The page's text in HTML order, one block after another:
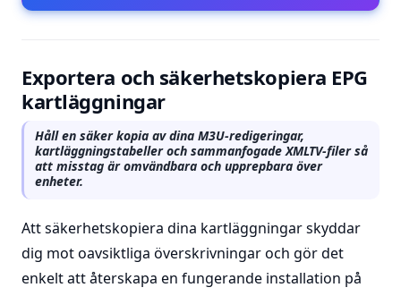
Exportera och säkerhetskopiera EPG
kartläggningar
Håll en säker kopia av dina M3U-redigeringar,
kartläggningstabeller och sammanfogade XMLTV-filer så
att misstag är omvändbara och upprepbara över
enheter.
Att säkerhetskopiera dina kartläggningar skyddar
dig mot oavsiktliga överskrivningar och gör det
enkelt att återskapa en fungerande installation på